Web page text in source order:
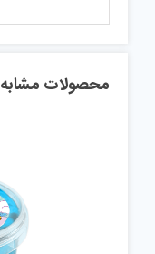
محصولات مشابه